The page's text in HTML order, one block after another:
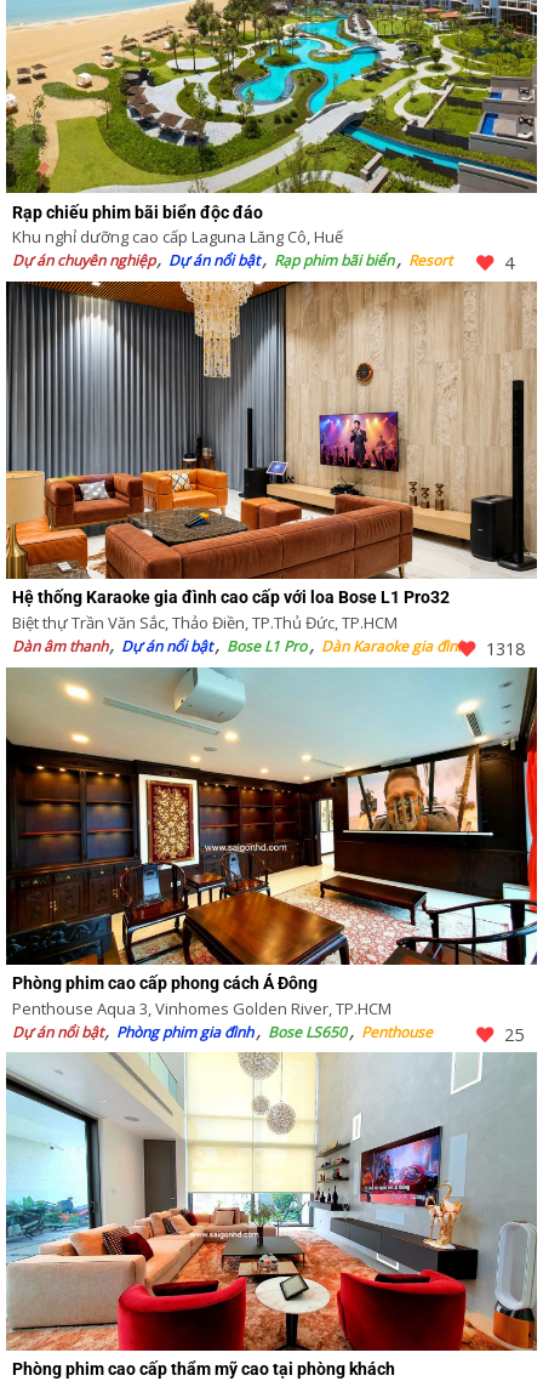
Rạp chiếu phim bãi biển độc đáo
Khu nghỉ dưỡng cao cấp Laguna Lăng Cô, Huế
Dự án chuyên nghiệp Dự án nổi bật Rạp phim bãi biển Resort 4
Hệ thống Karaoke gia đình cao cấp với loa Bose L1 Pro32
Biệt thự Trần Văn Sắc, Thảo Điền, TP.Thủ Đức, TP.HCM
Dàn âm thanh Dự án nổi bật Bose L1 Pro Dàn Karaoke gia đình 1318
Phòng phim cao cấp phong cách Á Đông
Penthouse Aqua 3, Vinhomes Golden River, TP.HCM
Dự án nổi bật Phòng phim gia đình Bose LS650 Penthouse 25
Phòng phim cao cấp thẩm mỹ cao tại phòng khách